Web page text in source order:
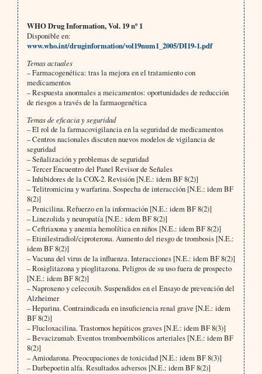
WHO Drug Information, Vol. 19 nº 1
Disponible en:
www.who.int/druginformation/vol19num1_2005/DI19-1.pdf
Temas actuales
– Farmacogenética: tras la mejora en el tratamiento con
medicamentos
– Respuesta anormales a meicamentos: oportunidades de reducción
de riesgos a través de la farmaogenética
Temas de eficacia y seguridad
– El rol de la farmacovigilancia en la seguridad de medicamentos
– Centros nacionales discuten nuevos modelos de vigilancia de
seguridad
– Señalización y problemas de seguridad
– Tercer Encuentro del Panel Revisor de Señales
– Inhibidores de la COX-2. Revisión [N.E.: idem BF 8(2)]
– Telitromicina y warfarina. Sospecha de interacción [N.E.: idem BF
8(2)]
– Penicilina. Refuerzo en la información [N.E.: idem BF 8(2)]
– Linezolida y neuropatía [N.E.: idem BF 8(2)]
– Ceftriaxona y anemia hemolítica en niños [N.E.: idem BF 8(2)]
– Etinilestradiol/ciproterona. Aumento del riesgo de trombosis [N.E.:
idem BF 8(2)]
– Vacuna del virus de la influenza. Interacciones [N.E.: idem BF 8(2)]
– Rosiglitazona y pioglitazona. Peligros de su uso fuera de prospecto
[N.E.: idem BF 8(2)]
– Naproxeno y celecoxib. Suspendidos en el Ensayo de prevención del
Alzheimer
– Heparina. Contraindicada en insuficiencia renal grave [N.E.: idem
BF 8(2)]
– Flucloxacilina. Trastornos hepáticos graves [N.E.: idem BF 8(3)]
– Bevacizumab. Eventos tromboembólicos arteriales [N.E.: idem BF
8(2)]
– Amiodarona. Preocupaciones de toxicidad [N.E.: idem BF 8(3)]
– Darbepoetin alfa. Resultados adversos [N.E.: idem BF 8(2)]